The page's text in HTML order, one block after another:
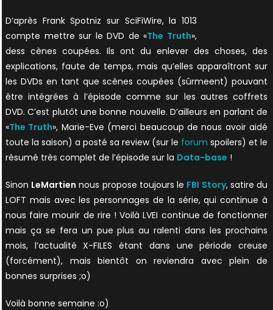
D’après Frank Spotniz sur SciFiWire, la 1013
compte mettre sur le DVD de «The Truth»,
dess cènes coupées. Ils ont du enlever des choses, des
explications, faute de temps, mais qu’elles apparaîtront sur
les DVDs en tant que scènes coupées (sûrmeent) pouvant
être intégrées à l’épisode comme sur les autres coffrets
DVD. C’est plutôt une bonne nouvelle. D’ailleurs en parlant de
«The Truth», Marie-Eve (merci beaucoup de nous avoir aidé
toute la saison) a posté sa review (sur le forumspoilers) et le
résumé très complet de l’épisode sur la Data-base !
Sinon LeMartien nous propose toujours le FBI Story, satire du
LOFT mais avec les personnages de la série, qui continue à
nous faire mourir de rire ! Voilà LVEI continue de fonctionner
mais ça se fera un pue plus au ralenti dans les prochains
mois, l’actualité X-FILES étant dans une période creuse
(forcément), mais bientôt on reviendra avec plein de
bonnes surprises ;o)
Voilà bonne semaine :o)